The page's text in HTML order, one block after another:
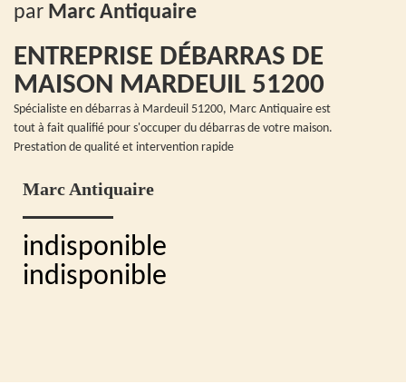
par Marc Antiquaire
ENTREPRISE DÉBARRAS DE
MAISON MARDEUIL 51200
Spécialiste en débarras à Mardeuil 51200, Marc Antiquaire est
tout à fait qualifié pour s'occuper du débarras de votre maison.
Prestation de qualité et intervention rapide
Marc Antiquaire
indisponible
indisponible